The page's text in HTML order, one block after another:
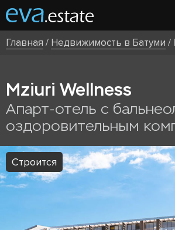
Главная / Недвижимость в Батуми /
Mziuri Wellness
Апарт-отель с
оздоровительным
Строится